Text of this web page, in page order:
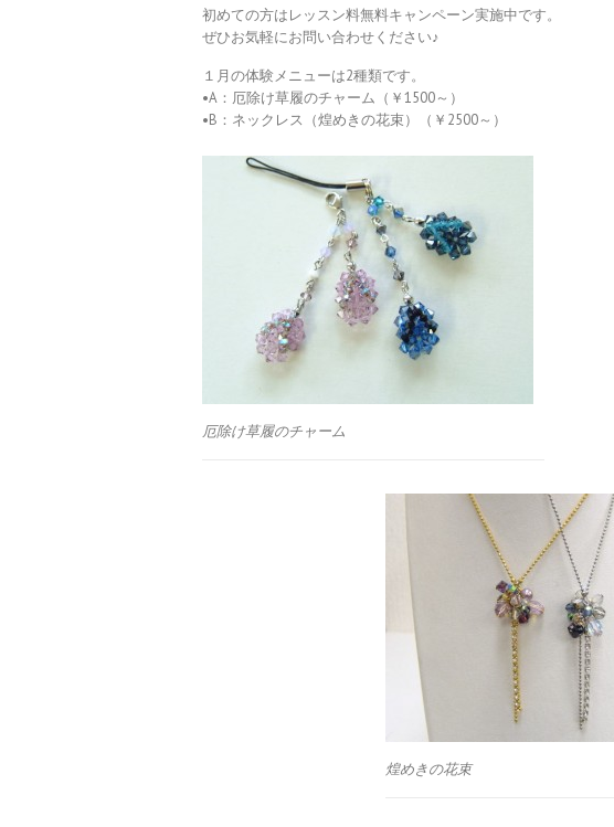
初めての方はレッスン料無料キャンペーン実施中です。
ぜひお気軽にお問い合わせください♪
１月の体験メニューは2種類です。
•A：厄除け草履のチャーム（￥1500～）
•B：ネックレス（煌めきの花束）（￥2500～）
厄除け草履のチャーム
煌めきの花束